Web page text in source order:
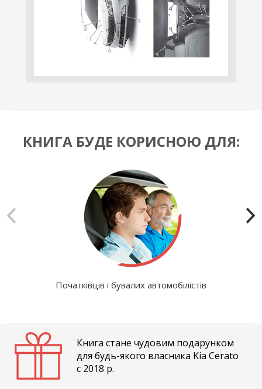
КНИГА БУДЕ КОРИСНОЮ ДЛЯ:
Початківців і бувалих автомобілістів
Книга стане чудовим подарунком
для будь-якого власника Kia Cerato
c 2018 р.